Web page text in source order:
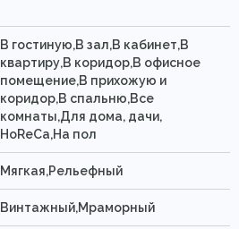
В гостиную,В зал,В кабинет,В
квартиру,В коридор,В офисное
помещение,В прихожую и
коридор,В спальню,Все
комнаты,Для дома, дачи,
HoReCa,На пол
Мягкая,Рельефный
Винтажный,Мраморный